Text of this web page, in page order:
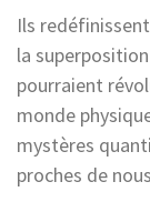
Ils
la
pourraient
monde
mystères
proches de